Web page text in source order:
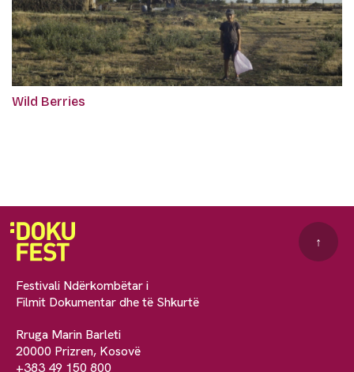
Wild Berries
Festivali Ndërkombëtar i
Filmit Dokumentar dhe të Shkurtë
Rruga Marin Barleti
20000 Prizren, Kosovë
+383 49 150 800
↑